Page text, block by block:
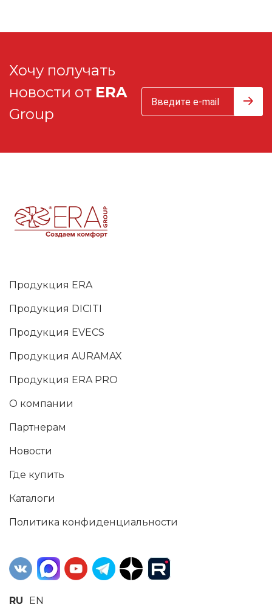
Хочу получать
новости от ERA
Group
Продукция ERA
Продукция DICITI
Продукция EVECS
Продукция AURAMAX
Продукция ERA PRO
О компании
Партнерам
Новости
Где купить
Каталоги
Политика конфиденциальности
RU EN